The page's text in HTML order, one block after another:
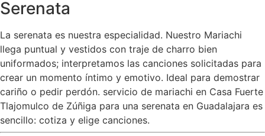
Serenata
La serenata es nuestra especialidad. Nuestro Mariachi
llega puntual y vestidos con traje de charro bien
uniformados; interpretamos las canciones solicitadas para
crear un momento íntimo y emotivo. Ideal para demostrar
cariño o pedir perdón. servicio de mariachi en Casa Fuerte
Tlajomulco de Zúñiga para una serenata en Guadalajara es
sencillo: cotiza y elige canciones.